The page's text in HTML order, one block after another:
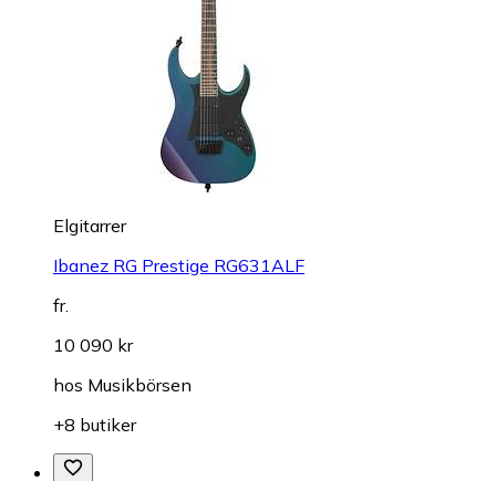
Elgitarrer
Ibanez RG Prestige RG631ALF
fr.
10 090 kr
hos Musikbörsen
+8 butiker